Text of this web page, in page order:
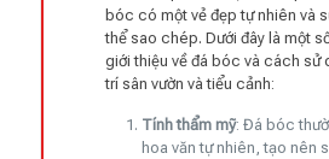
bóc có một vẻ đẹp tự nhiên và
thể sao chép. Dưới đây là một
giới thiệu về đá bóc và cách sử
trí sân vườn và tiểu cảnh:
Tính thẩm mỹ: Đá bóc
hoa văn tự nhiên, tạo nên